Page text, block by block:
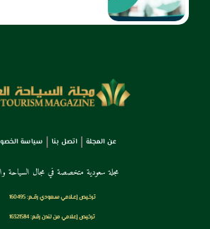
عن المجلة اتصل بنا سياسة
مجلة سعودية متخصصة في مجال السياحة
ترخـيص إعـلامي سـعودي رقــم: 160495
ترخيص إعلامي من لندن رقم: 16321584